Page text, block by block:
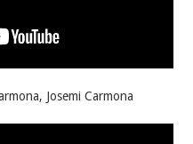
Josemi Carmona